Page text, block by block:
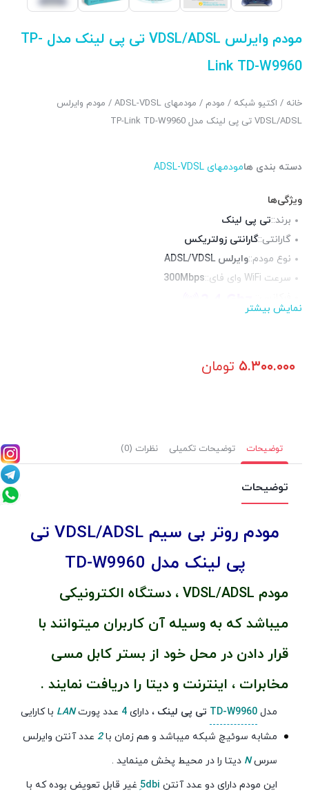
مودم وایرلس VDSL/ADSL تی پی لینک مدل TP-
Link TD-W9960
خانه / اکتیو شبکه / مودم / مودمهای ADSL-VDSL
/ مودم وایرلس
VDSL/ADSL تی پی لینک مدل TP-Link TD-W9960
دسته بندی هامودمهای ADSL-VDSL
ویژگی‌ها
برند::تی پی لینک
گارانتی::گارانتی زولتریکس
نوع مودم::وایرلس ADSL/VDSL
سرعت WiFi وای فای::
300Mbps
محیط قابل استفاده::
نمایش بیشتر
۵.۳۰۰.۰۰۰ تومان
توضیحات توضیحات تکمیلی نظرات (0)
توضیحات
مودم روتر بی سیم VDSL/ADSL تی
پی لینک مدل TD-W9960
مودم VDSL/ADSL ، دستگاه الکترونیکی
میباشد که به وسیله آن کاربران میتوانند با
قرار دادن در محل خود از بستر کابل مسی
مخابرات ، اینترنت و دیتا را دریافت نمایند .
مدل TD-W9960 تی پی لینک ، دارای 4 عدد پورتLAN با کارایی
مشابه سوئیچ شبکه میباشد و هم زمان با2 عدد آنتن وایرلس
سرسN دیتا را در محیط پخش مینماید .
این مودم دارای دو عدد آنتن 5ِdbi غیر قابل تعویض بوده که با